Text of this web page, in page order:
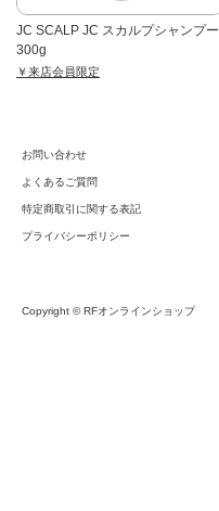
JC SCALP JC スカルプシャンプー
300g
￥来店会員限定
お問い合わせ
よくあるご質問
特定商取引に関する表記
プライバシーポリシー
Copyright © RFオンラインショップ